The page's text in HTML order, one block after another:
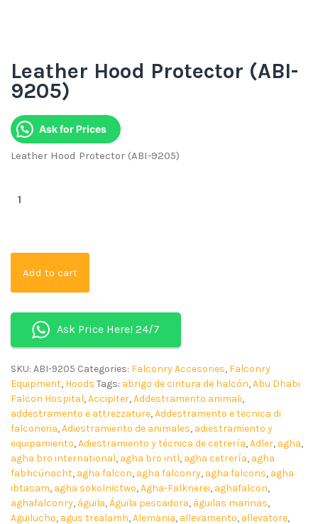
Leather Hood Protector (ABI-
9205)
Ask for Prices
Leather Hood Protector (ABI-9205)
Add to cart
Ask Price Here! 24/7
SKU: ABI-9205 Categories: Falconry Accesories, Falconry
Equipment, Hoods Tags: abrigo de cintura de halcón,Abu Dhabi
Falcon Hospital,Accipiter,Addestramento animali,
addestramento e attrezzature,Addestramento e tecnica di
falconeria,Adiestramiento de animales, adiestramiento y
equipamiento,Adiestramiento y técnica de cetrería,Adler, agha,
agha bro international, agha bro intl, agha cetrería, agha
fabhcúnacht, agha falcon, agha falconry, agha falcons, agha
ibtasam, agha sokolnictwo,Agha-Falknerei, aghafalcon,
aghafalconry, águila,Águila pescadora, águilas marinas,
Aguilucho, agus trealamh,Alemania, allevamento, allevatore,